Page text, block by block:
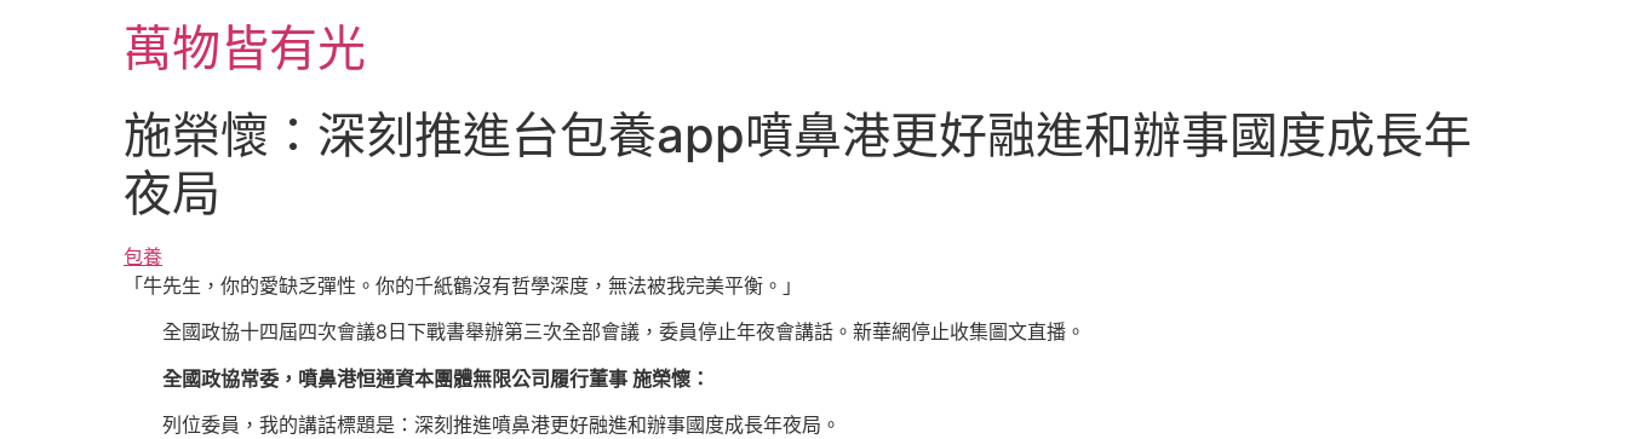
萬物皆有光
施榮懷：深刻推進台包養app噴鼻港更好融進和辦事國度成長年
夜局
包養
「牛先生，你的愛缺乏彈性。你的千紙鶴沒有哲學深度，無法被我完美平衡。」
全國政協十四屆四次會議8日下戰書舉辦第三次全部會議，委員停止年夜會講話。新華網停止收集圖文直播。
全國政協常委，噴鼻港恒通資本團體無限公司履行董事 施榮懷：
列位委員，我的講話標題是：深刻推進噴鼻港更好融進和辦事國度成長年夜局。